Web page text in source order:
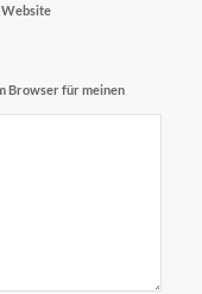
Website
Browser für meinen